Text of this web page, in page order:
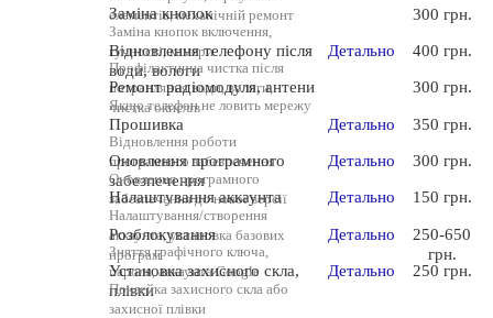
елементів, механічній ремонт
Заміна кнопок
Заміна кнопок включення,
гучності, камери
Відновлення телефону після
води, вологи
Профілактична чистка після
потрапляння води, вологи,
чистка окислів
Ремонт радіомодуля, антени
Якщо телефон не ловить мережу
Прошивка
Відновлення роботи
програмного забезпечення
Оновлення програмного
забезпечення
Оновлення програмного
забезпечення до нової версії
Налаштування аккаунта
Налаштування/створення
аккаунта, установка базових
програм
Розблокування
Зняття графічного ключа,
пароля, аккаунта Google
Установка захисного скла,
плівки
Поклейка захисного скла або
захисної плівки
Детально
Детально
Детально
Детально
Детально
Детально
300 грн.
400 грн.
300 грн.
350 грн.
300 грн.
150 грн.
250-650
грн.
250 грн.